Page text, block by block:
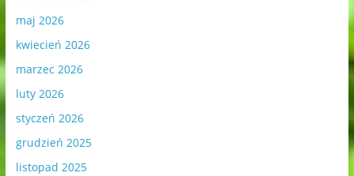
maj 2026
kwiecień 2026
marzec 2026
luty 2026
styczeń 2026
grudzień 2025
listopad 2025